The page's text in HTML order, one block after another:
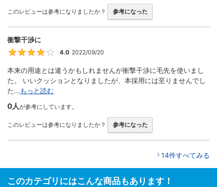
このレビューは参考になりましたか？ 参考になった
衝撃干渉に
4
4.0 2022/09/20
本来の用途とは違うかもしれませんが衝撃干渉に毛先を使いまし
た。 いいクッションとなりましたが、本採用には至りませんでし
た...もっと読む
0人が参考にしています。
このレビューは参考になりましたか？ 参考になった
14件すべてみる
このカテゴリにはこんな商品もあります！